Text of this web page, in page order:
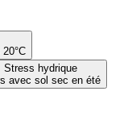
Stress hydrique
avec sol sec en été